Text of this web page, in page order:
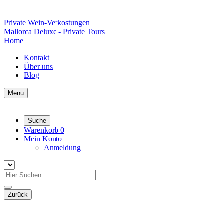
Private Wein-Verkostungen
Mallorca Deluxe - Private Tours
Home
Kontakt
Über uns
Blog
Menu
Suche
Warenkorb 0
Mein Konto
Anmeldung
Zurück